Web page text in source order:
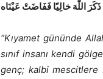
اللَّهَ خالِيًا فَفَاضَتْ عَيْنَاه
“Kıyamet gününde
sınıf insanı kendi
genç; kalbi